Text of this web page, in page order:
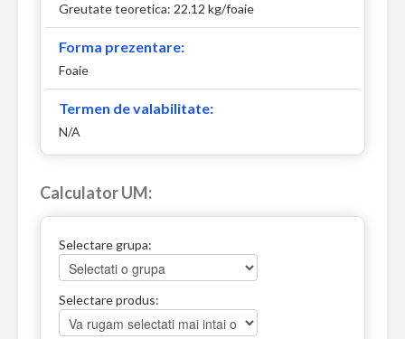
Greutate teoretica: 22.12 kg/foaie
Forma prezentare:
Foaie
Termen de valabilitate:
N/A
Calculator UM:
Selectare grupa:
Selectare produs: